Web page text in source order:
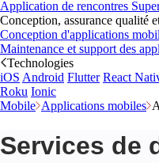
Application de rencontres
Conception, assurance qualité
Conception d'applications
Maintenance et support des
Technologies
iOS Android Flutter React
Roku Ionic
Mobile Applications mobiles
Services de